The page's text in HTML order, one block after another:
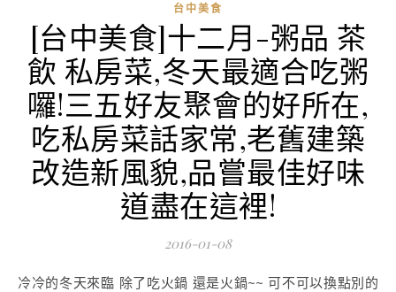
台中美食
[台中美食]十二月-粥品 茶
飲 私房菜,冬天最適合吃粥
囉!三五好友聚會的好所在,
吃私房菜話家常,老舊建築
改造新風貌,品嘗最佳好味
道盡在這裡!
2016-01-08
冷冷的冬天來臨 除了吃火鍋 還是火鍋~~ 可不可以換點別的